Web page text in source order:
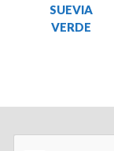
SUEVIA
VERDE